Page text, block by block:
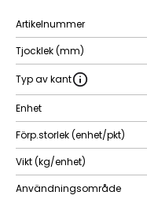
Artikelnummer
Tjocklek (mm)
Typ av kant
Enhet
Förp.storlek (enhet/pkt)
Vikt (kg/enhet)
Användningsområde